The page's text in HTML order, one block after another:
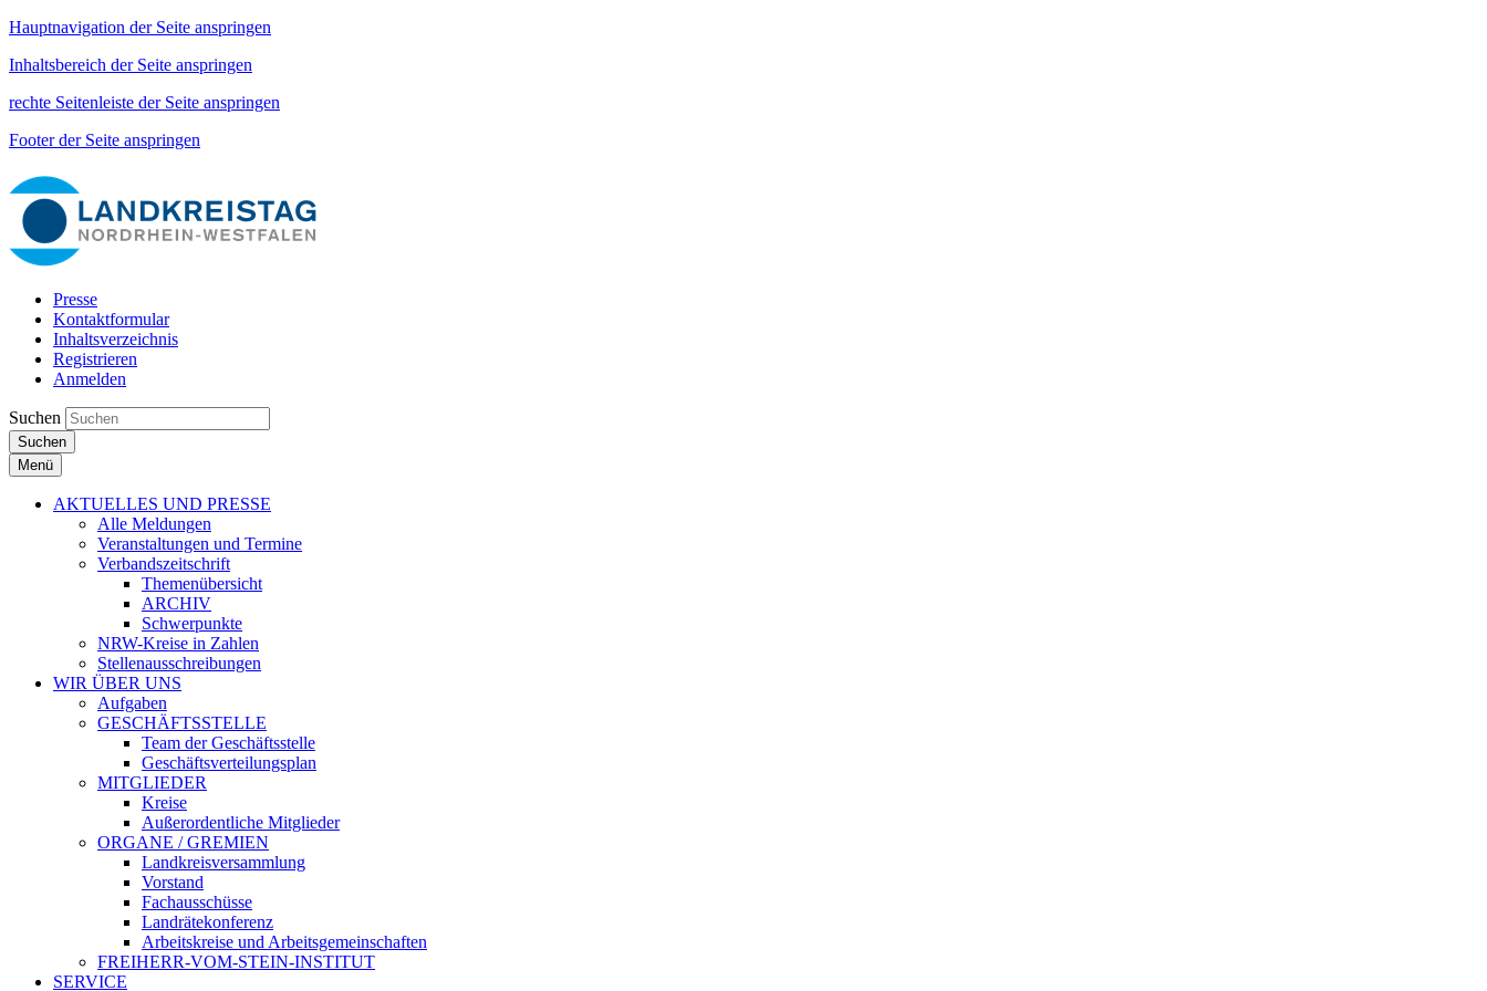
Hauptnavigation der Seite anspringen
Inhaltsbereich der Seite anspringen
rechte Seitenleiste der Seite anspringen
Footer der Seite anspringen
Presse
Kontaktformular
Inhaltsverzeichnis
Registrieren
Anmelden
Suchen
Suchen
Menü
AKTUELLES UND PRESSE
Alle Meldungen
Veranstaltungen und Termine
Verbandszeitschrift
Themenübersicht
ARCHIV
Schwerpunkte
NRW-Kreise in Zahlen
Stellenausschreibungen
WIR ÜBER UNS
Aufgaben
GESCHÄFTSSTELLE
Team der Geschäftsstelle
Geschäftsverteilungsplan
MITGLIEDER
Kreise
Außerordentliche Mitglieder
ORGANE / GREMIEN
Landkreisversammlung
Vorstand
Fachausschüsse
Landrätekonferenz
Arbeitskreise und Arbeitsgemeinschaften
FREIHERR-VOM-STEIN-INSTITUT
SERVICE